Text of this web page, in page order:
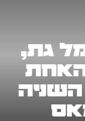
גת,
האחת